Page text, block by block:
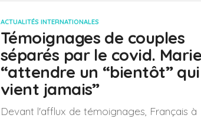
ACTUALITÉS INTERNATIONALES
Témoignages de couples
séparés par le covid.
“attendre un “bientôt”
vient jamais”
Devant l'afflux de témoignages, Français à